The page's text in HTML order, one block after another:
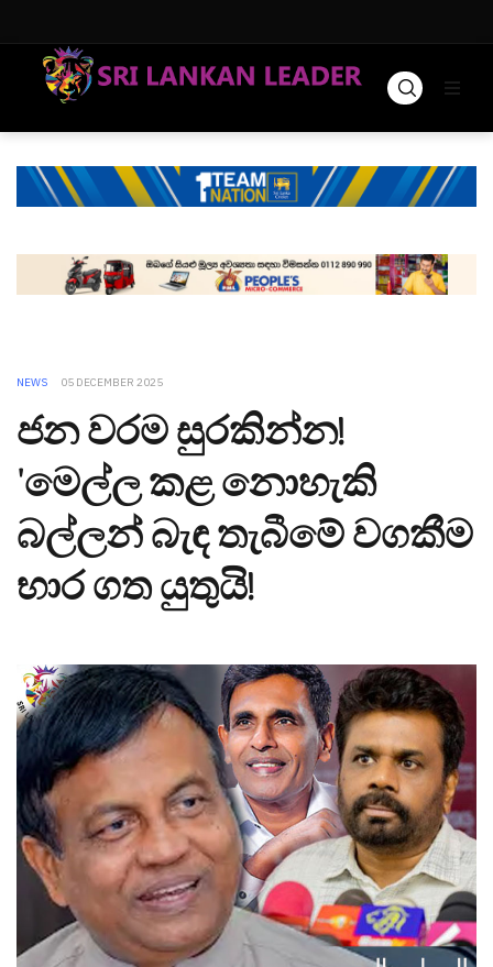
NEWS 05 DECEMBER 2025
ජන වරම සුරකින්න!
'මෙල්ල කළ නොහැකි
බල්ලන් බැඳ තැබීමේ වගකීම
භාර ගත යුතුයි!